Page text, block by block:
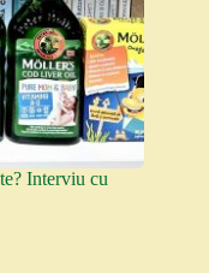
Interviu cu